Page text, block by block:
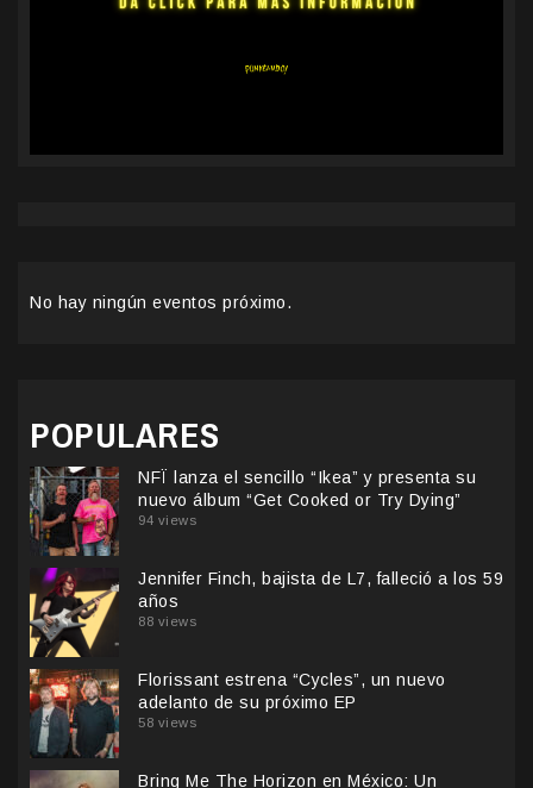
No hay ningún eventos próximo.
POPULARES
NFÏ lanza el sencillo “Ikea” y presenta su
nuevo álbum “Get Cooked or Try Dying”
94 views
Jennifer Finch, bajista de L7, falleció a los 59
años
88 views
Florissant estrena “Cycles”, un nuevo
adelanto de su próximo EP
58 views
Bring Me The Horizon en México: Un